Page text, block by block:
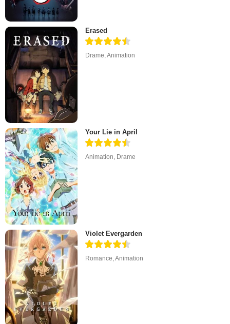
Erased
Drame ,Animation
Your Lie in April
Animation, Drame
Violet Evergarden
Romance,Animation